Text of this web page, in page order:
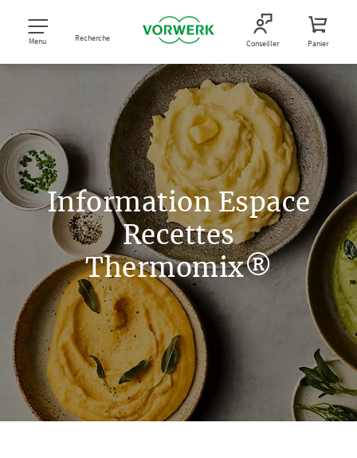
Menu Recherche Conseiller Panier
Information Espace
Recettes
Thermomix®